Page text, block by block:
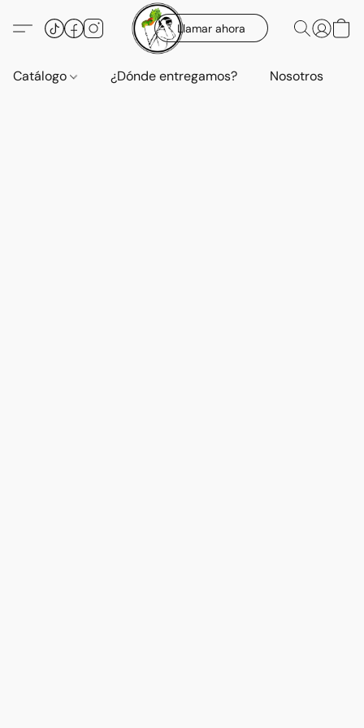
Llamar ahora
Catálogo ¿Dónde entregamos? Nosotros